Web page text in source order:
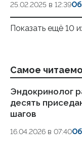
25.02.2025 в 12:39
Показать ещё 10
Самое
Эндокринолог
десять
шагов
16.04.2026 в 07:40